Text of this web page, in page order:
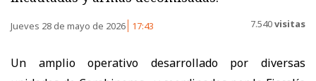
Jueves 28 de mayo de 2026 17:43 7.540visitas
Un amplio operativo desarrollado por diversas